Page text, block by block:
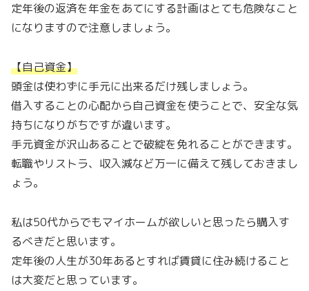
定年後の返済を年金をあてにする計画はとても危険なこと
になりますので注意しましょう。
【自己資金】
頭金は使わずに手元に出来るだけ残しましょう。
借入することの心配から自己資金を使うことで、安全な気
持ちになりがちですが違います。
手元資金が沢山あることで破綻を免れることができます。
転職やリストラ、収入減など万一に備えて残しておきまし
ょう。
私は50代からでもマイホームが欲しいと思ったら購入す
るべきだと思います。
定年後の人生が30年あるとすれば賃貸に住み続けること
は大変だと思っています。